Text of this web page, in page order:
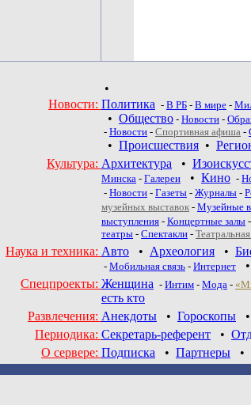
•
Новости: Политика - В РБ - В мире -
• Общество - Новости -
- Новости - Спортивная афиша -
• Происшествия •
Культура: Архитектура •
Минска - Галереи • Кино -
- Новости - Газеты - Журналы -
музейных выставок - Музейные
выступления - Концертные залы -
театры - Спектакли -
Наука и техника: Авто • Археология •
- Мобильная связь - Интернет •
Спецпроекты: Женщина - Интим - Мода -
есть кто
Развлечения: Анекдоты • Гороскопы •
Периодика: Секретарь-референт •
О сервере: Подписка • Партнеры •